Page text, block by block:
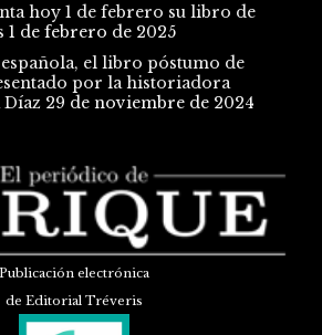
hoy 1 de febrero su libro de
1 de febrero de 2025
el libro póstumo de
por la historiadora
29 de noviembre de 2024
Publicación electrónica
de Editorial Tréveris